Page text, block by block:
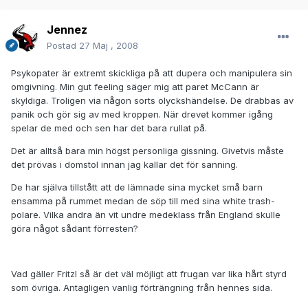
Jennez
Postad 27 Maj , 2008
Psykopater är extremt skickliga på att dupera och manipulera sin
omgivning. Min gut feeling säger mig att paret McCann är
skyldiga. Troligen via någon sorts olyckshändelse. De drabbas av
panik och gör sig av med kroppen. När drevet kommer igång
spelar de med och sen har det bara rullat på.
Det är alltså bara min högst personliga gissning. Givetvis måste
det prövas i domstol innan jag kallar det för sanning.
De har själva tillstått att de lämnade sina mycket små barn
ensamma på rummet medan de söp till med sina white trash-
polare. Vilka andra än vit undre medeklass från England skulle
göra något sådant förresten?
Vad gäller Fritzl så är det väl möjligt att frugan var lika hårt styrd
som övriga. Antagligen vanlig förträngning från hennes sida.